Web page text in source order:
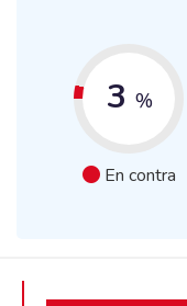
3 %
En contra